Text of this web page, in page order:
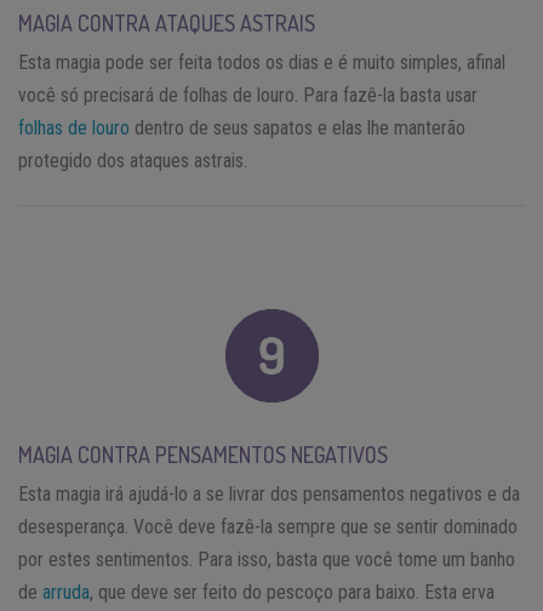
MAGIA CONTRA ATAQUES ASTRAIS
Esta magia pode ser feita todos os dias e é muito simples, afinal
você só precisará de folhas de louro. Para fazê-la basta usar
folhas de louro dentro de seus sapatos e elas lhe manterão
protegido dos ataques astrais.
MAGIA CONTRA PENSAMENTOS NEGATIVOS
Esta magia irá ajudá-lo a se livrar dos pensamentos negativos e da
desesperança. Você deve fazê-la sempre que se sentir dominado
por estes sentimentos. Para isso, basta que você tome um banho
de arruda, que deve ser feito do pescoço para baixo. Esta erva